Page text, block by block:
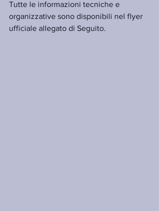
Tutte le informazioni tecniche e
organizzative sono disponibili nel flyer
ufficiale allegato di Seguito.